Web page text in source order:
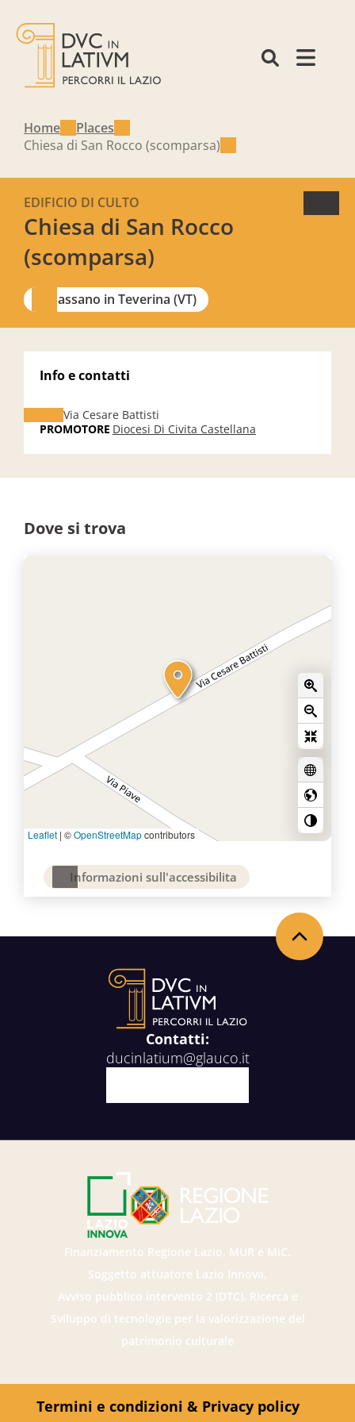
Home
Places
Chiesa di San Rocco (scomparsa)
Chiesa di San Rocco
(scomparsa)
EDIFICIO DI CULTO
Bassano in Teverina (VT)
Info e contatti
Via Cesare Battisti
PROMOTORE Diocesi Di Civita Castellana
Dove si trova
Leaflet | ©OpenStreetMapcontributors
Informazioni sull'accessibilita
Contatti:
ducinlatium@glauco.it
Finanziamento Regione Lazio, MUR e MiC.
Soggetto attuatore Lazio Innova.
Avviso pubblico intervento 2 (DTC). Ricerca e
Sviluppo di tecnologie per la valorizzazione del
patrimonio culturale
Termini e condizioni & Privacy policy
Back to the top